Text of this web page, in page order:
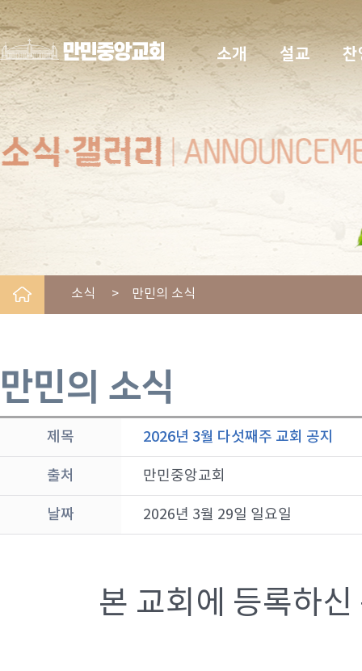
소개 설교 찬
소식 > 만민의 소식
만민의 소식
제목 2026년 3월 다섯째주 교회 공지
출처 만민중앙교회
날짜 2026년 3월 29일 일요일
본 교회에 등록하